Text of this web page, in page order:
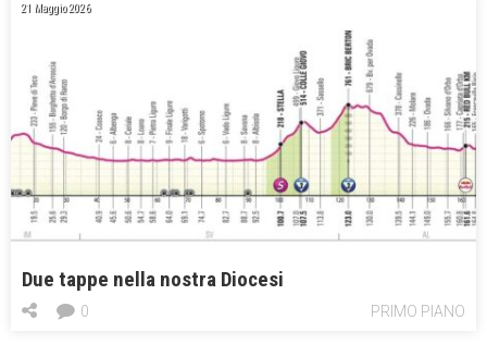
21 Maggio 2026
Due tappe nella nostra Diocesi
PRIMO PIANO
0